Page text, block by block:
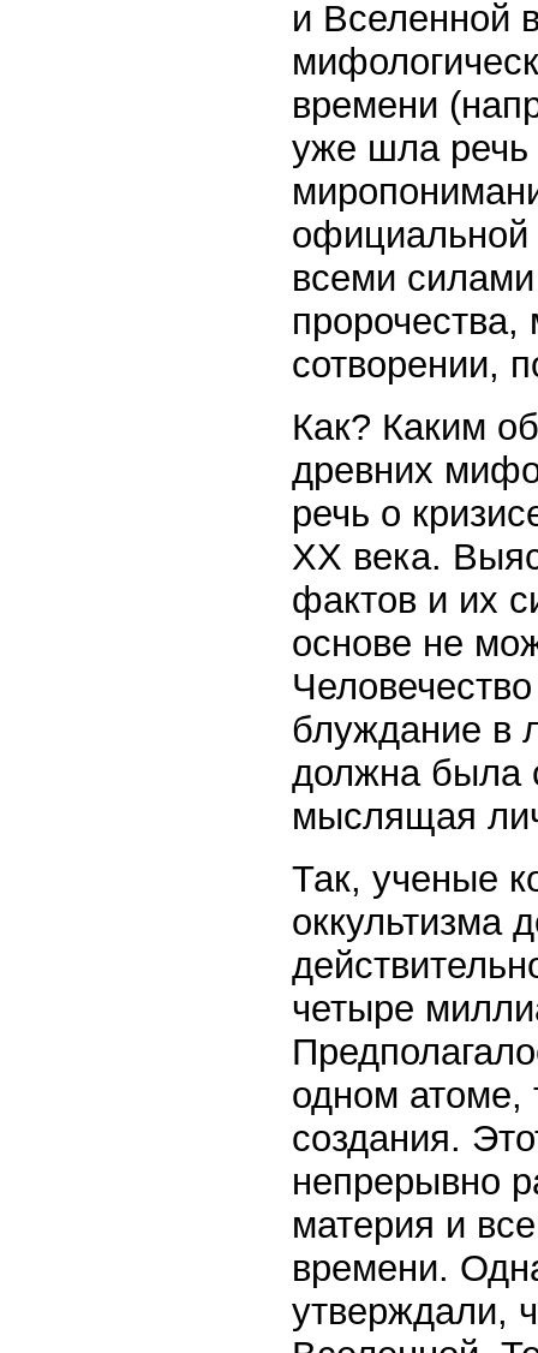
и Вселенной
времени
уже шла речь
официальной
всеми
сотворении,
Как? Каким
древних
речь о
ХХ века.
фактов и их
основе не
блуждание в
должна была
мыслящая
Так, ученые
оккультизма
четыре
одном атоме,
создания.
непрерывно
материя и
времени.
утверждали,